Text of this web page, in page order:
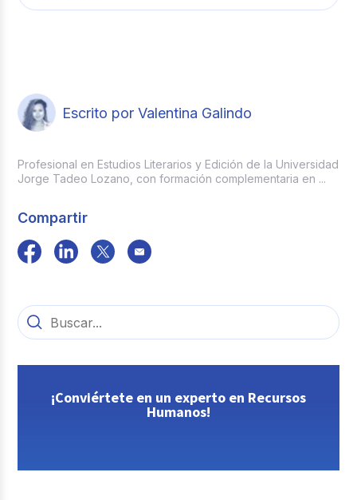
quienes devenguen un salario integral.
junio. De lo contrario, el no pago puede
generar sanciones, multas e
indemnizaciones.
Escrito por Valentina Galindo
Profesional en Estudios Literarios y Edición de la Universidad
Jorge Tadeo Lozano, con formación complementaria en ...
Compartir
¡Conviértete en un experto en Recursos
Humanos!